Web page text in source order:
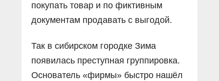
покупать товар и по фиктивным
документам продавать с выгодой.
Так в сибирском городке Зима
появилась преступная группировка.
Основатель «фирмы» быстро нашёл